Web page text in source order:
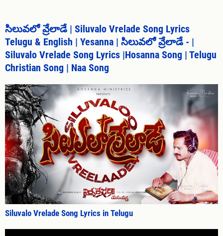
సిలువలో వ్రేలాడే | Siluvalo Vrelade Song Lyrics
Telugu & English | Yesanna | సిలువలో వ్రేలాడే - |
Siluvalo Vrelade Song Lyrics |Hosanna Song | Telugu
Christian Song | Naa Song
Siluvalo Vrelade Song Lyrics in Telugu